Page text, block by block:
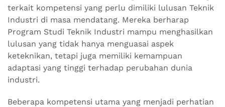
terkait kompetensi yang perlu dimiliki lulusan Teknik
Industri di masa mendatang. Mereka berharap
Program Studi Teknik Industri mampu menghasilkan
lulusan yang tidak hanya menguasai aspek
keteknikan, tetapi juga memiliki kemampuan
adaptasi yang tinggi terhadap perubahan dunia
industri.
Beberapa kompetensi utama yang menjadi perhatian